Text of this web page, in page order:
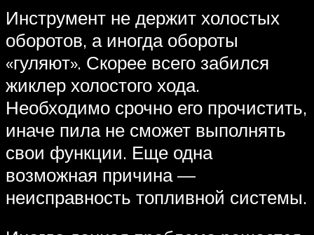
Инструмент не держит холостых
оборотов, а иногда обороты
«гуляют». Скорее всего забился
жиклер холостого хода.
Необходимо срочно его прочистить,
иначе пила не сможет выполнять
свои функции. Еще одна
возможная причина —
неисправность топливной системы.